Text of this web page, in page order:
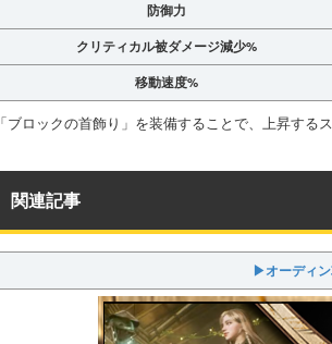
防御力
クリティカル被ダメージ減少%
移動速度%
「ブロックの首飾り」を装備することで、上昇する
関連記事
▶オーディ